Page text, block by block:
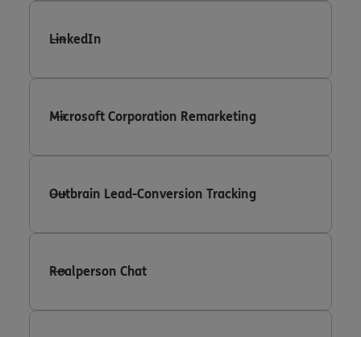
LinkedIn
Microsoft Corporation Remarketing
Outbrain Lead-Conversion Tracking
Realperson Chat